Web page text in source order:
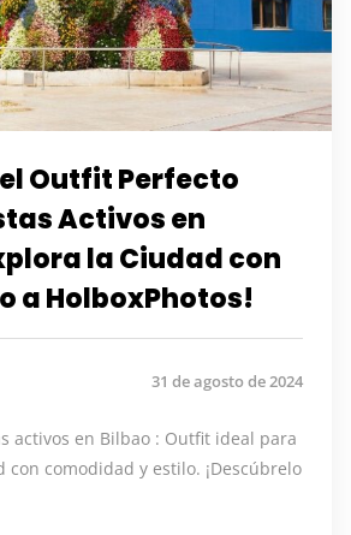
Outfit Perfecto
Activos en
la Ciudad con
a HolboxPhotos!
31 de agosto de 2024
activos en Bilbao : Outfit ideal para
con comodidad y estilo. ¡Descúbrelo